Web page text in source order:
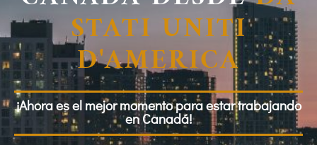
STATI UNITI
D'AMERICA
¡Ahora es el mejor momento para estar trabajando
en Canadá!